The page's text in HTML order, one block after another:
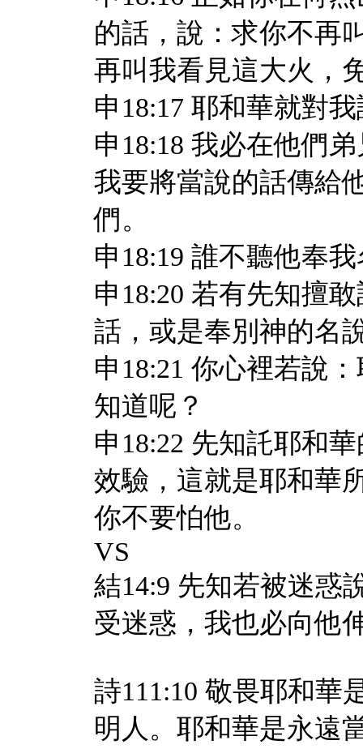
的話，說：求你不再
再叫我看見這大火，
申18:17 耶和華就對
申18:18 我必在他們
我要將當說的話傳給
們。
申18:19 誰不聽他奉
申18:20 若有先知擅
話，或是奉別神的名
申18:21 你心裡若說
知道呢？
申18:22 先知託耶和
效驗，這就是耶和華
你不要怕他。
VS
結14:9 先知若被迷惑
受迷惑，我也必向他
詩111:10 敬畏耶和華
明人。耶和華是永遠